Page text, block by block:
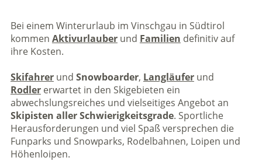
Bei einem Winterurlaub im Vinschgau in Südtirol
kommen Aktivurlauberund Familien definitiv auf
ihre Kosten.
Skifahrer und Snowboarder, Langläuferund
Rodlererwartet in den Skigebieten ein
abwechslungsreiches und vielseitiges Angebot an
Skipisten aller Schwierigkeitsgrade. Sportliche
Herausforderungen und viel Spaß versprechen die
Funparks und Snowparks, Rodelbahnen, Loipen und
Höhenloipen.